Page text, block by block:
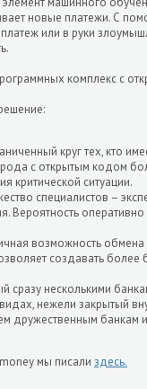
новые платежи. С
или в руки
комплекс с
круг тех, кто
с открытым кодом
критической ситуации.
специалистов –
Вероятность
возможность
создавать
сразу несколькими
нежели закрытый
дружественным банкам
мы писали здесь.